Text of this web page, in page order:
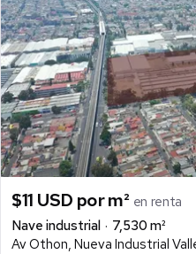
$11 USD por m² en renta
Nave industrial
7,530 m²
Av Othon, Nueva Industrial